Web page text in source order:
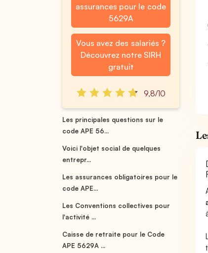
assurances pour le code
5629A
Vous avez des salariés ?
Découvrez notre SIRH
gratuit
9,8/10
Les principales questions sur le
code APE 56...
Voici l'objet social de quelques
entrepr...
Les assurances obligatoires pour le
code APE...
Les Conventions collectives pour
l'activité ...
Caisse de retraite pour le Code
APE 5629A ...